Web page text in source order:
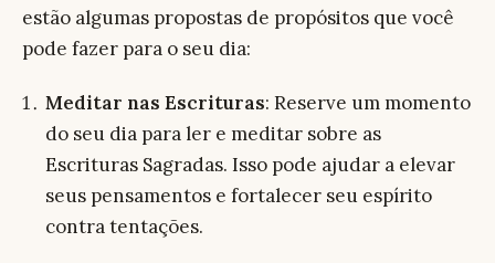
estão algumas propostas de propósitos que você
pode fazer para o seu dia:
Meditar nas Escrituras: Reserve um momento
do seu dia para ler e meditar sobre as
Escrituras Sagradas. Isso pode ajudar a elevar
seus pensamentos e fortalecer seu espírito
contra tentações.